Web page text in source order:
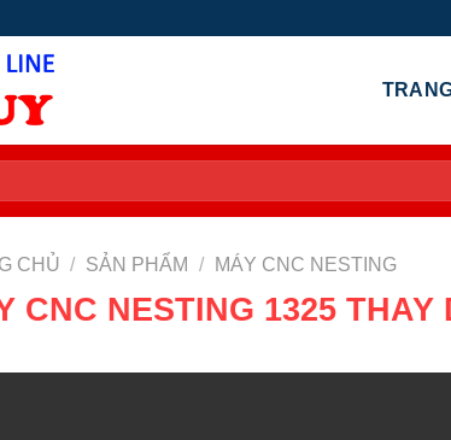
CHỦ / SẢN PHẨM / MÁY CNC NESTING
CNC NESTING 1325